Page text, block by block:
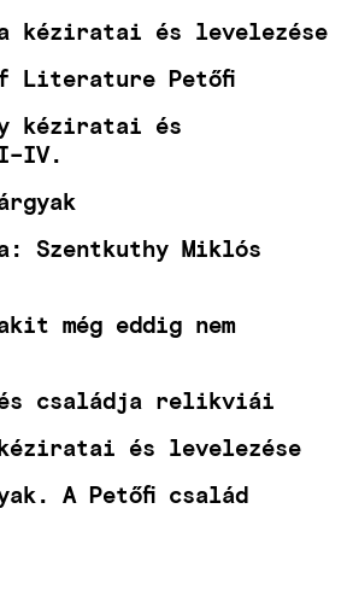
kéziratai és levelezése
Literature Petőfi
kéziratai és
Szentkuthy Miklós
még eddig nem
és családja relikviái
kéziratai és levelezése
A Petőfi család